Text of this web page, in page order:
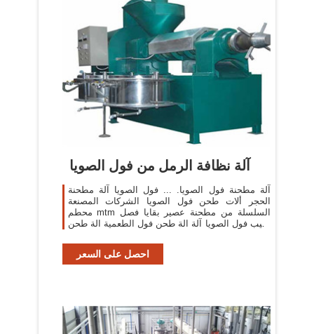
آلة نظافة الرمل من فول الصويا
آلة مطحنة فول الصويا. ... فول الصويا آلة مطحنة
الحجر ألات طحن فول الصويا الشركات المصنعة
محطم mtm السلسلة من مطحنة عصير بقايا فصل
حليب فول الصويا آلة الة طحن فول الطعمية الة طحن
احصل على السعر